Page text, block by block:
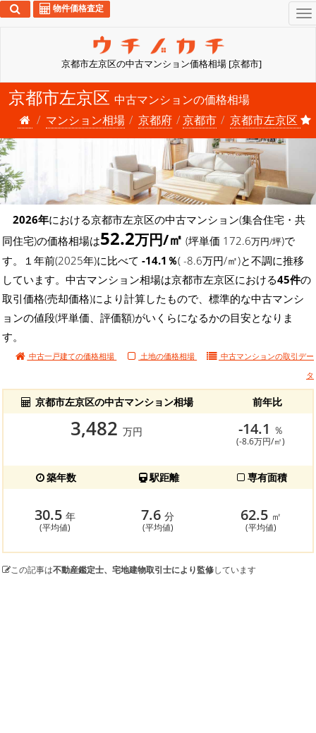
京都市左京区の中古マンション価格相場 [京都市]
物件価格査定
京都市左京区 中古マンションの価格相場
マンション相場
京都府 京都市 京都市左京区
2026年における京都市左京区の中古マンション(集合住宅・共
同住宅)の価格相場は52.2万円/㎡ (坪単価 172.6万円/坪)で
す。１年前(2025年)に比べて -14.1％( -8.6万円/㎡)と不調に推移
しています。中古マンション相場は京都市左京区における45件の
取引価格(売却価格)により計算したもので、標準的な中古マンシ
ョンの値段(坪単価、評価額)がいくらになるかの目安となりま
す。
中古一戸建ての価格相場 土地の価格相場 中古マンションの取引デー
タ
京都市左京区の中古マンション相場 前年比
3,482 万円 -14.1 ％
(-8.6万円/㎡)
築年数 駅距離 専有面積
30.5 年
(平均値)
7.6分
(平均値)
62.5 ㎡
(平均値)
この記事は不動産鑑定士、宅地建物取引士により監修しています